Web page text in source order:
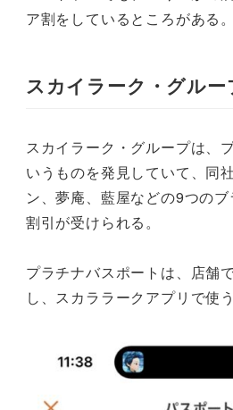
ア割をしているところがある。
スカイラーク・グルー
スカイラーク・グループは、
いうものを発見していて、同
ン、夢庵、藍屋などの9つの
割引が受けられる。
プラチナバスポートは、店舗
し、スカララークアプリで使